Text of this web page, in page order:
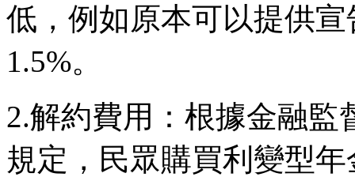
低，例如原本可以提供
1.5%。
2.解約費用：根據金融
規定，民眾購買利變型